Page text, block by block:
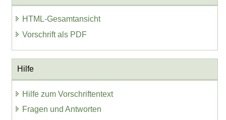
HTML-Gesamtansicht
Vorschrift als PDF
Hilfe
Hilfe zum Vorschriftentext
Fragen und Antworten